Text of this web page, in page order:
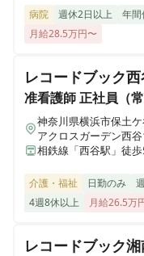
病院 週休2日以上 年間
月給28.5万円〜
レコードブック
准看護師正社員（常
神奈川県横浜市保土
アクロスガーデン西
相鉄線「西谷駅」徒
介護・福祉 日勤のみ
4週8休以上
月給26.5万
レコードブック